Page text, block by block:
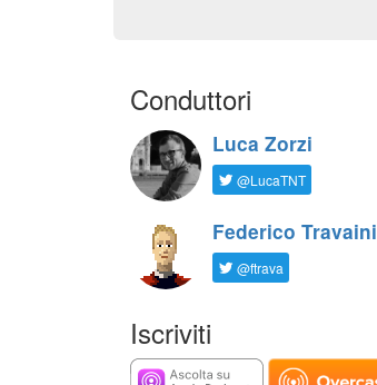
Conduttori
Luca Zorzi
@LucaTNT
Federico Travaini
@ftrava
Iscriviti